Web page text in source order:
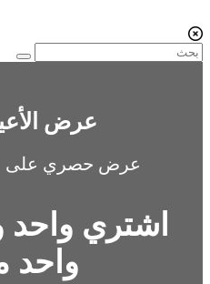
عرض
عرض حصري على
اشتري
واحد